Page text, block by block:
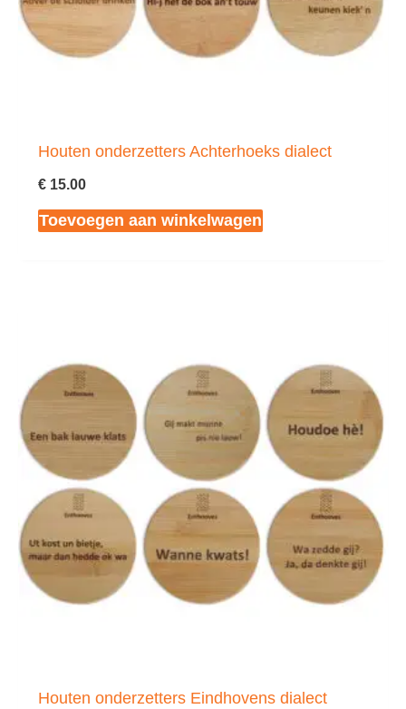
Houten onderzetters Achterhoeks dialect
€15.00
Toevoegen aan winkelwagen
Houten onderzetters Eindhovens dialect